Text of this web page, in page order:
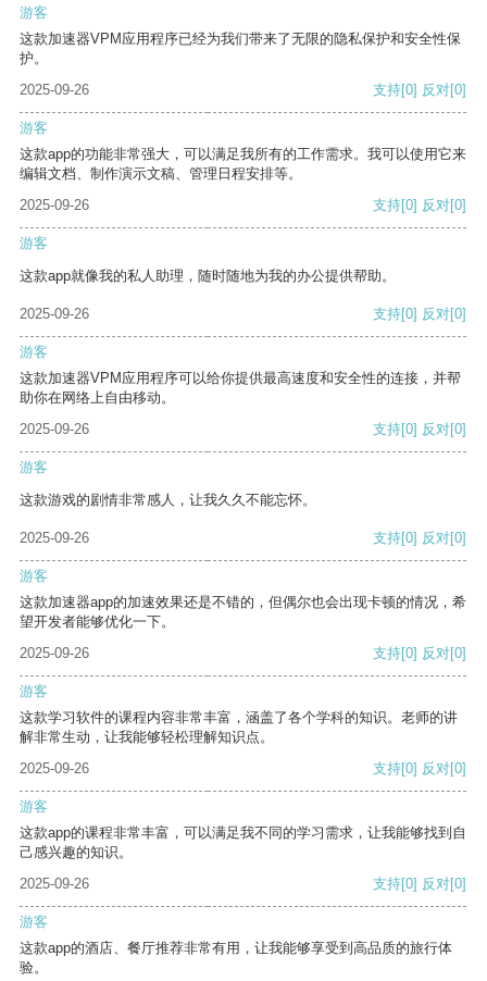
游客
这款加速器VPM应用程序已经为我们带来了无限的隐私保护和安全性保
护。
2025-09-26
支持[0] 反对[0]
游客
这款app的功能非常强大，可以满足我所有的工作需求。我可以使用它来
编辑文档、制作演示文稿、管理日程安排等。
2025-09-26
支持[0] 反对[0]
游客
这款app就像我的私人助理，随时随地为我的办公提供帮助。
2025-09-26 支持[0] 反对[0]
游客
这款加速器VPM应用程序可以给你提供最高速度和安全性的连接，并帮
助你在网络上自由移动。
2025-09-26
支持[0] 反对[0]
游客
这款游戏的剧情非常感人，让我久久不能忘怀。
2025-09-26 支持[0] 反对[0]
游客
这款加速器app的加速效果还是不错的，但偶尔也会出现卡顿的情况，希
望开发者能够优化一下。
2025-09-26
支持[0] 反对[0]
游客
这款学习软件的课程内容非常丰富，涵盖了各个学科的知识。老师的讲
解非常生动，让我能够轻松理解知识点。
2025-09-26
支持[0] 反对[0]
游客
这款app的课程非常丰富，可以满足我不同的学习需求，让我能够找到自
己感兴趣的知识。
2025-09-26
支持[0] 反对[0]
游客
这款app的酒店、餐厅推荐非常有用，让我能够享受到高品质的旅行体
验。